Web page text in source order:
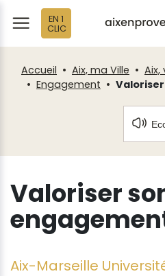
EN 1
CLIC
Accueil Aix, ma Ville
Aix,
Engagement
Valoriser
Aix-Marseille
Fenêtre
de
chat
Panneau de gestion des cookies